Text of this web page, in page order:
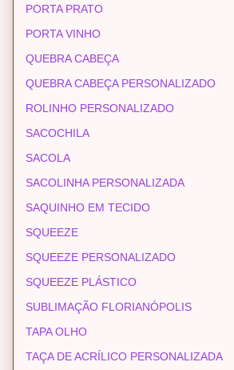
PORTA PRATO
PORTA VINHO
QUEBRA CABEÇA
QUEBRA CABEÇA PERSONALIZADO
ROLINHO PERSONALIZADO
SACOCHILA
SACOLA
SACOLINHA PERSONALIZADA
SAQUINHO EM TECIDO
SQUEEZE
SQUEEZE PERSONALIZADO
SQUEEZE PLÁSTICO
SUBLIMAÇÃO FLORIANÓPOLIS
TAPA OLHO
TAÇA DE ACRÍLICO PERSONALIZADA